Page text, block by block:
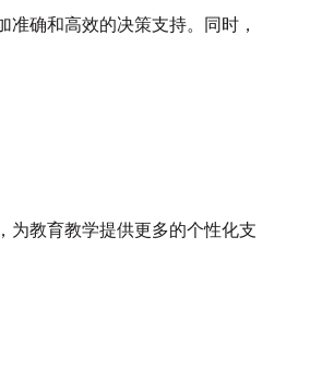
确和高效的决策支持。同时，
为教育教学提供更多的个性化支